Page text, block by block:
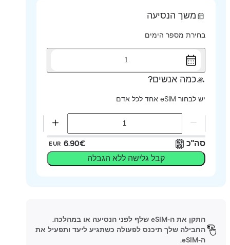
משך הנסיעה
בחירת מספר הימים
כמה אנשים?
יש לבחור eSIM אחד לכל אדם
EUR
קבל גלישה ללא הגבלה
התקן את ה-eSIM שלף לפני הנסיעה או במהלכה.
החבילה שלך תיכנס לפעולה כשתגיע ליעד ותפעיל את